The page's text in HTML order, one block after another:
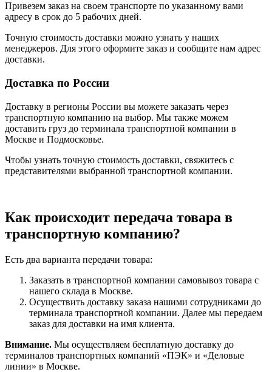
Привезем заказ на своем транспорте по указанному вами
адресу в срок до 5 рабочих дней.
Точную стоимость доставки можно узнать у наших
менеджеров. Для этого оформите заказ и сообщите нам адрес
доставки.
Доставка по России
Доставку в регионы России вы можете заказать через
транспортную компанию на выбор. Мы также можем
доставить груз до терминала транспортной компании в
Москве и Подмосковье.
Чтобы узнать точную стоимость доставки, свяжитесь с
представителями выбранной транспортной компании.
Как происходит передача товара в
транспортную компанию?
Есть два варианта передачи товара:
Заказать в транспортной компании самовывоз товара с
нашего склада в Москве.
Осуществить доставку заказа нашими сотрудниками до
терминала транспортной компании. Далее мы передаем
заказ для доставки на имя клиента.
Внимание. Мы осуществляем бесплатную доставку до
терминалов транспортных компаний «ПЭК» и «Деловые
линии» в Москве.